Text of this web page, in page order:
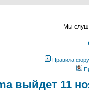
Мы
Правила
выйдет 11